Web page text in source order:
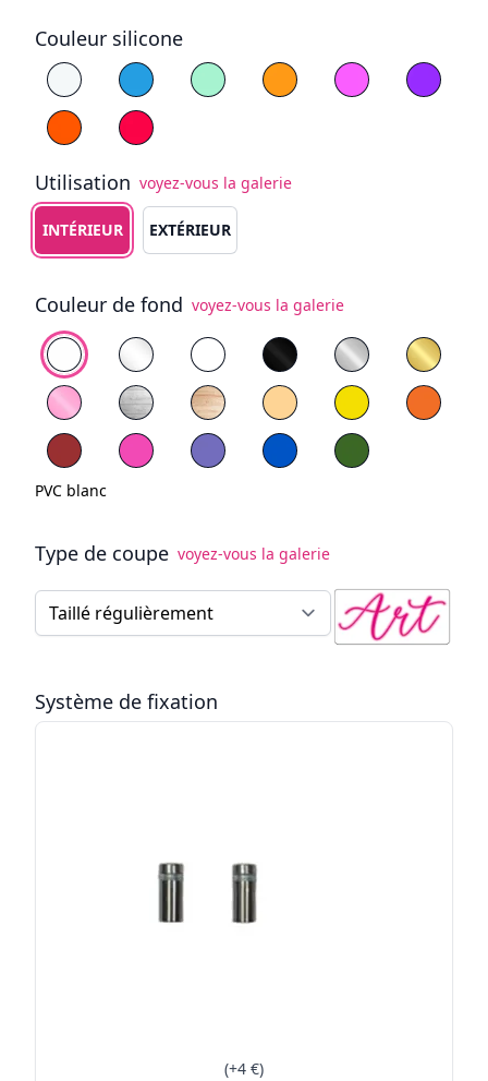
Couleur silicone
Choisissez la couleur du silicone
Blanc Bleu Jaune
Violet
Orange
Rouge
Utilisation voyez-vous la galerie
Choisissez le type d'utilisation
INTÉRIEUR EXTÉRIEUR
Couleur de fond voyez-vous la galerie
Choisissez le fond
PVC blancPlexiglas Transparent
Plexiglas BlancPlexiglas NoirPlexiglas Miroir
Plexiglas Miroir Rose
Contreplaqué peint en blanc
Bois naturel PVC jaune
PVC rouge
PVC Bleu PVC vert
PVC blanc
Type de coupe voyez-vous la galerie
Type de coupe
Système de fixation
(+4 €)